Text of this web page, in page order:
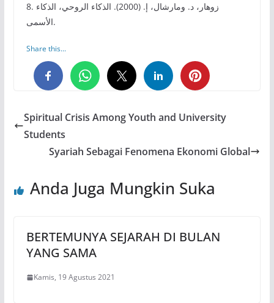
8. زوهار، د. ومارشال، إ. (2000). الذكاء الروحي، الذكاء
الأسمى.
Share this...
Spiritual Crisis Among Youth and University
Students
Syariah Sebagai Fenomena Ekonomi Global
Anda Juga Mungkin Suka
BERTEMUNYA SEJARAH DI BULAN
YANG SAMA
Kamis, 19 Agustus 2021